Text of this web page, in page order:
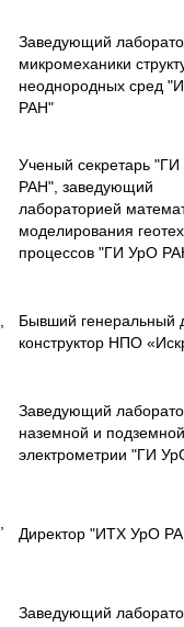
Заведующий
микромеханики
неоднородных сред
РАН"
Ученый секретарь
РАН", заведующий
лабораторией
моделирования
процессов "ГИ УрО
Бывший генеральный
конструктор НПО
Заведующий
наземной и подземной
электрометрии "ГИ
Директор "ИТХ УрО
Заведующий